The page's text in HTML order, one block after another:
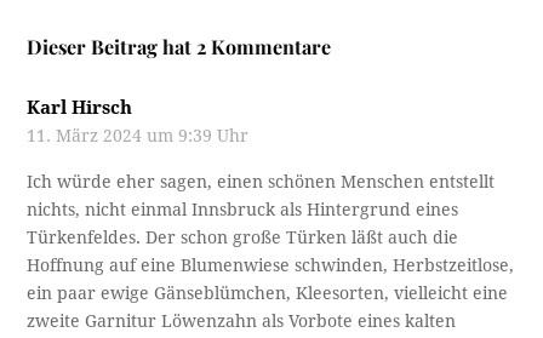
Dieser Beitrag hat 2 Kommentare
Karl Hirsch
11. März 2024 um 9:39 Uhr
Ich würde eher sagen, einen schönen Menschen entstellt
nichts, nicht einmal Innsbruck als Hintergrund eines
Türkenfeldes. Der schon große Türken läßt auch die
Hoffnung auf eine Blumenwiese schwinden, Herbstzeitlose,
ein paar ewige Gänseblümchen, Kleesorten, vielleicht eine
zweite Garnitur Löwenzahn als Vorbote eines kalten